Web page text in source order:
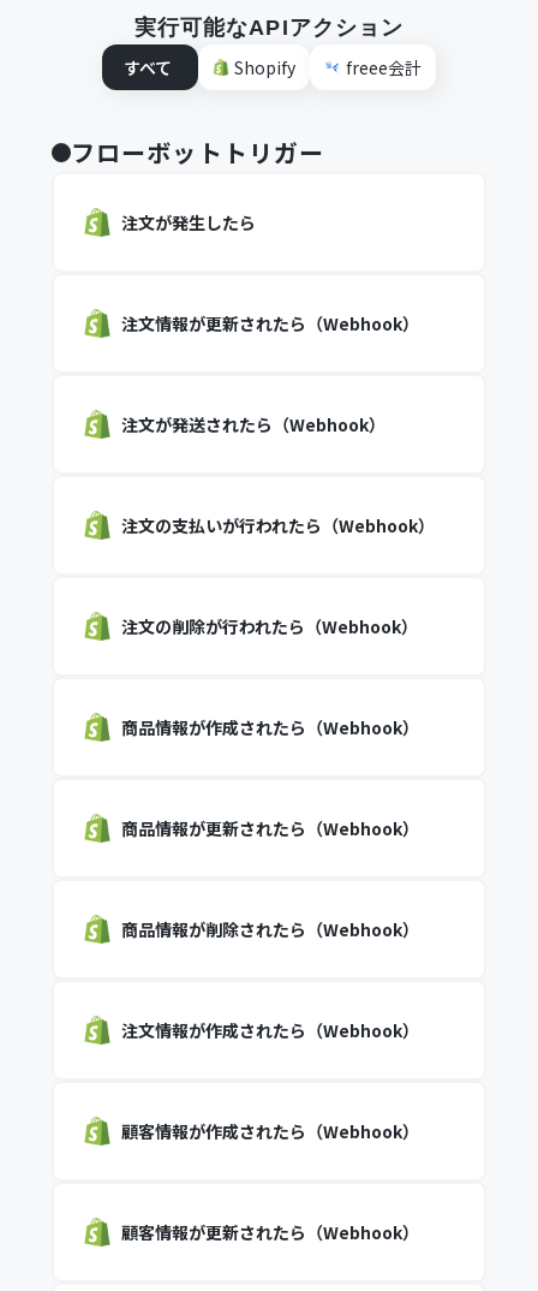
実行可能なAPIアクション
すべて
Shopify freee会計
フローボットトリガー
注文が発生したら
注文情報が更新されたら（Webhook）
注文が発送されたら（Webhook）
注文の支払いが行われたら（Webhook）
注文の削除が行われたら（Webhook）
商品情報が作成されたら（Webhook）
商品情報が更新されたら（Webhook）
商品情報が削除されたら（Webhook）
注文情報が作成されたら（Webhook）
顧客情報が作成されたら（Webhook）
顧客情報が更新されたら（Webhook）